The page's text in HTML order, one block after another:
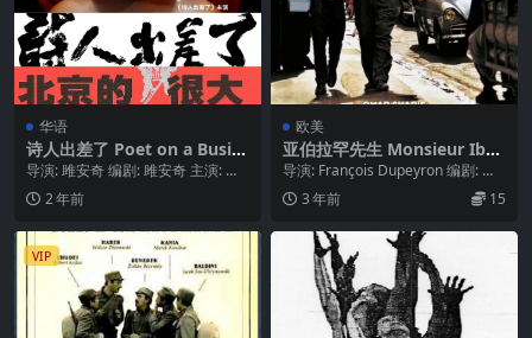
华语
诗人出差了 Poet on a Busin
ess Trip (2015)
导演: 雎安奇 编剧: 雎安奇 主演: 侯
献波 类型: 剧情 官方网站: poe...
2 年前
欧美
亚伯拉罕先生 Monsieur Ibra
him et les fleurs du Coran
导演: François Dupeyron 编剧: 艾
力克·埃马纽埃尔·史密特 ...
3 年前 15
VIP